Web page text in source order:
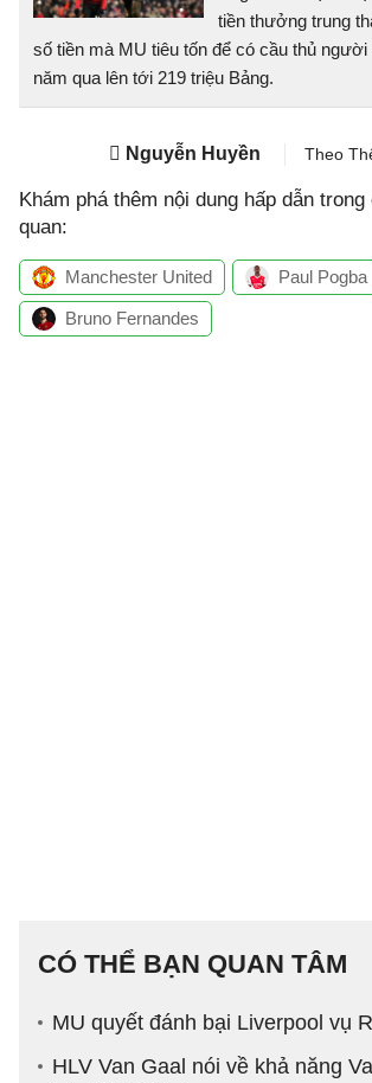
tiền thưởng trung
số tiền mà MU tiêu tốn để có cầu thủ người
năm qua lên tới 219 triệu Bảng.
Nguyễn Huyền Theo
Khám phá thêm nội dung hấp dẫn
quan:
Manchester United Paul Pogba
Bruno Fernandes
CÓ THỂ BẠN QUAN TÂM
MU quyết đánh bại Liverpool vụ
HLV Van Gaal nói về khả năng